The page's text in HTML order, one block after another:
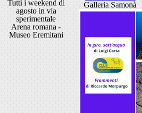
Galleria Samonà
Tutti i weekend di
agosto in via
sperimentale
Arena romana -
Museo Eremitani